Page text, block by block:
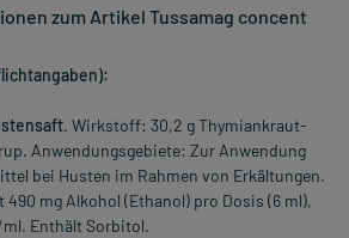
zum Artikel Tussamag concent
. Wirkstoff: 30,2 g Thymiankraut-
Anwendungsgebiete: Zur Anwendung
bei Husten im Rahmen von Erkältungen.
490 mg Alkohol (Ethanol) pro Dosis (6 ml),
Enthält Sorbitol.